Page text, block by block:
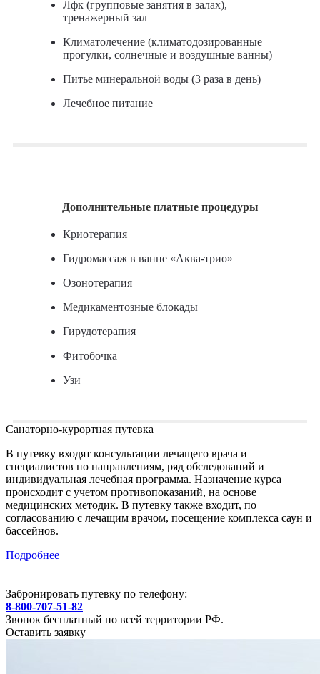
Лфк (групповые занятия в залах),
тренажерный зал
Климатолечение (климатодозированные
прогулки, солнечные и воздушные ванны)
Питье минеральной воды (3 раза в день)
Лечебное питание
Дополнительные платные процедуры
Криотерапия
Гидромассаж в ванне «Аква-трио»
Озонотерапия
Медикаментозные блокады
Гирудотерапия
Фитобочка
Узи
Санаторно-курортная путевка
В путевку входят консультации лечащего врача и
специалистов по направлениям, ряд обследований и
индивидуальная лечебная программа. Назначение курса
происходит с учетом противопоказаний, на основе
медицинских методик. В путевку также входит, по
согласованию с лечащим врачом, посещение комплекса саун и
бассейнов.
Подробнее
Забронировать путевку по телефону:
8-800-707-51-82
Звонок бесплатный по всей территории РФ.
Оставить заявку